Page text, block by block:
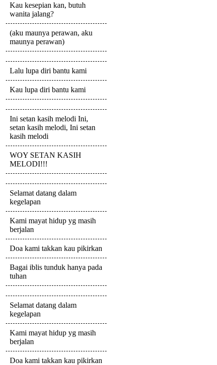
Kau kesepian kan, butuh
wanita jalang?
(aku maunya perawan, aku
maunya perawan)
Lalu lupa diri bantu kami
Kau lupa diri bantu kami
Ini setan kasih melodi Ini,
setan kasih melodi, Ini setan
kasih melodi
WOY SETAN KASIH
MELODI!!!
Selamat datang dalam
kegelapan
Kami mayat hidup yg masih
berjalan
Doa kami takkan kau pikirkan
Bagai iblis tunduk hanya pada
tuhan
Selamat datang dalam
kegelapan
Kami mayat hidup yg masih
berjalan
Doa kami takkan kau pikirkan